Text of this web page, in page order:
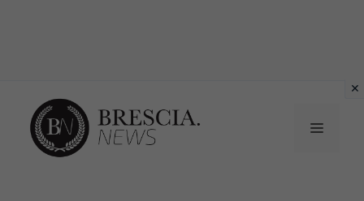
contenuto
MENU